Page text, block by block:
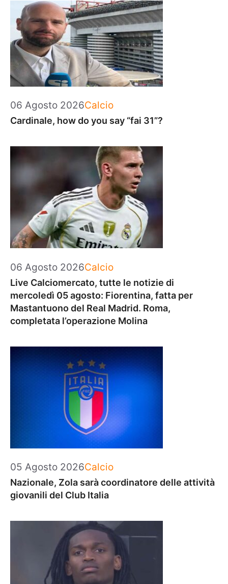
06 Agosto 2026Categorie
Calcio
Cardinale, how do you say “fai 31”?
06 Agosto 2026Categorie
Calcio
Live Calciomercato, tutte le notizie di
mercoledì 05 agosto: Fiorentina, fatta per
Mastantuono del Real Madrid. Roma,
completata l’operazione Molina
05 Agosto 2026Categorie
Calcio
Nazionale, Zola sarà coordinatore delle attività
giovanili del Club Italia